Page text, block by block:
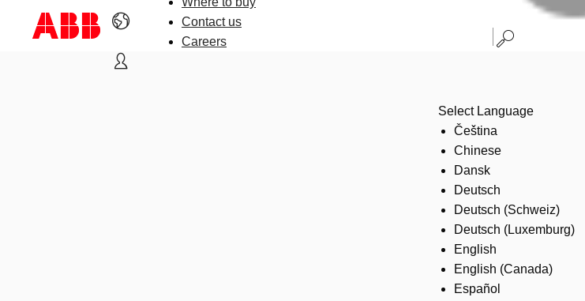
Contact us
Careers
Select Language
Čeština
Chinese
Dansk
Deutsch
Deutsch (Schweiz)
Deutsch (Luxemburg)
English
English (Canada)
Español